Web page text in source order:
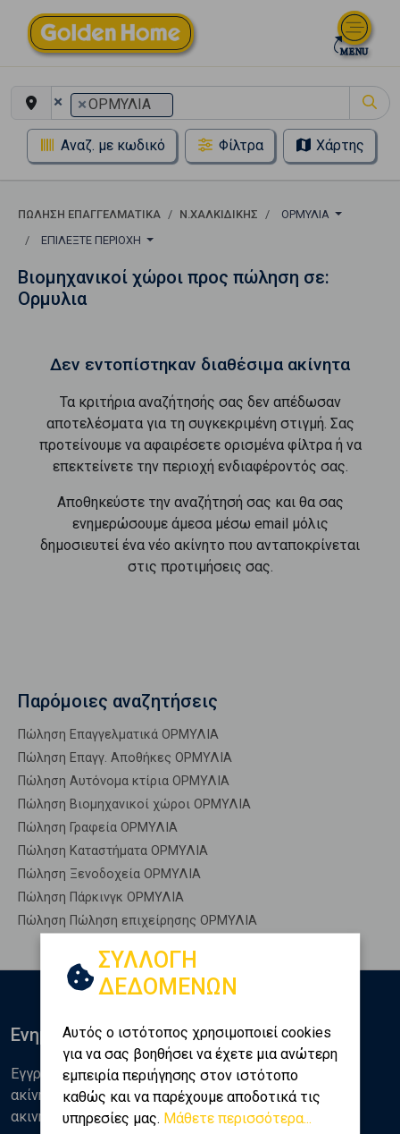
× ×ΟΡΜΥΛΙΑ
Αναζ. με κωδικό Φίλτρα Χάρτης
ΠΏΛΗΣΗ ΕΠΑΓΓΕΛΜΑΤΙΚΆ Ν.ΧΑΛΚΙΔΙΚΗΣ
ΟΡΜΥΛΙΑ
ΕΠΙΛΈΞΤΕ ΠΕΡΙΟΧΉ
Βιομηχανικοί χώροι προς πώληση σε:
Ορμυλια
Δεν εντοπίστηκαν διαθέσιμα ακίνητα
Τα κριτήρια αναζήτησής σας δεν απέδωσαν
αποτελέσματα για τη συγκεκριμένη στιγμή. Σας
προτείνουμε να αφαιρέσετε ορισμένα φίλτρα ή να
επεκτείνετε την περιοχή ενδιαφέροντός σας.
Αποθηκεύστε την αναζήτησή σας και θα σας
ενημερώσουμε άμεσα μέσω email μόλις
δημοσιευτεί ένα νέο ακίνητο που ανταποκρίνεται
στις προτιμήσεις σας.
Παρόμοιες αναζητήσεις
Πώληση Επαγγελματικά ΟΡΜΥΛΙΑ
Πώληση Επαγγ. Αποθήκες ΟΡΜΥΛΙΑ
Πώληση Αυτόνομα κτίρια ΟΡΜΥΛΙΑ
Πώληση Βιομηχανικοί χώροι ΟΡΜΥΛΙΑ
Πώληση Γραφεία ΟΡΜΥΛΙΑ
Πώληση Καταστήματα ΟΡΜΥΛΙΑ
Πώληση Ξενοδοχεία ΟΡΜΥΛΙΑ
Πώληση Πάρκινγκ ΟΡΜΥΛΙΑ
Πώληση Πώληση επιχείρησης ΟΡΜΥΛΙΑ
ΣΥΛΛΟΓΗ
ΔΕΔΟΜΕΝΩΝ
Αυτός ο ιστότοπος χρησιμοποιεί cookies
για να σας βοηθήσει να έχετε μια ανώτερη
εμπειρία περιήγησης στον ιστότοπο
καθώς και να παρέχουμε αποδοτικά τις
υπηρεσίες μας. Μάθετε περισσότερα...
Ενημερωθείτε
Εγγραφείτε στο newsletter της Golden Home για νέα
ακίνητα, αναλύσεις και διάφορα θέματα της αγοράς
ακινήτων